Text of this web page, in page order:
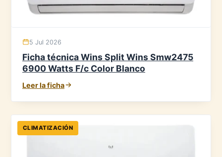
5 Jul 2026
Ficha técnica Wins Split Wins Smw2475
6900 Watts F/c Color Blanco
Leer la ficha
CLIMATIZACIÓN